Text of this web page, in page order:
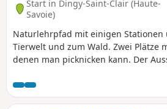
Start in Dingy-Saint-Clair (Haute-
Savoie)
Naturlehrpfad mit einigen
Tierwelt und zum Wald. Zwei Plätze
denen man picknicken kann. Der